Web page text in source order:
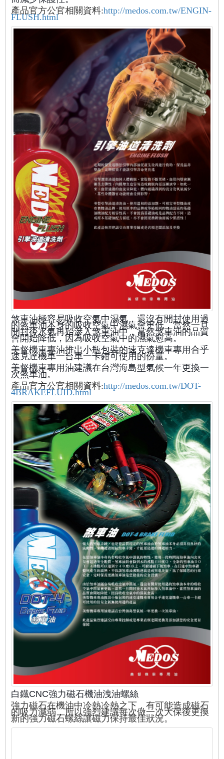
產品官方公官相關資料:http://medos.com.tw/ENGIN-
FLUSH.html
煞車油極容易吸收空氣中濕氣，還沒有開封使用過
的煞車油本身的吸收空氣中濕氣會更低，當然一旦
開封後水氣再始滲入煞車油中，當然煞車油的品質
會開始降低，因為吸收空氣中的濕氣愈高。
美督機車專油推出小瓶包裝的速克達機車專用合乎
速克達機車一台車一卡鉗可使用的份量。
美督機車專用油建議在台灣海島型氣候一年更換一
次煞車油。
產品官方公官相關資料:http://medos.com.tw/DOT-
4BRAKEFLUID.html
白鐡CNC強力磁石機油洩油螺絲
強力磁石在機油中冷熱冷熱之下，有可能造成磁石
的吸力減弱，所以強烈建議每次做一次大保後更換
新的強力磁石螺絲讓磁力保持最佳狀況。